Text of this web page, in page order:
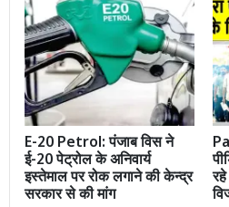
E-20 Petrol: पंजाब विस ने
ई-20 पेट्रोल के अनिवार्य
इस्तेमाल पर रोक लगाने की केन्द्र
सरकार से की मांग